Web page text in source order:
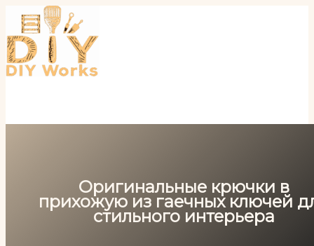
Перейти
содержимому
Оригинальные крючки в
прихожую из гаечных ключей
стильного интерьера